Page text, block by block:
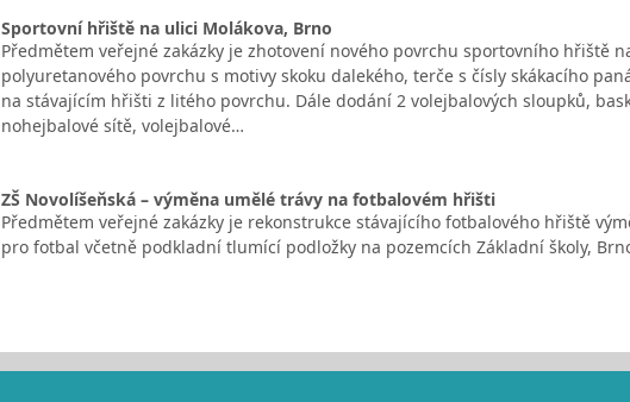
Sportovní hřiště na ulici Molákova, Brno
Předmětem veřejné zakázky je zhotovení nového povrchu sportovního hřiště
polyuretanového povrchu s motivy skoku dalekého, terče s čísly skákacího
na stávajícím hřišti z litého povrchu. Dále dodání 2 volejbalových sloupků,
nohejbalové sítě, volejbalové…
ZŠ Novolíšeňská – výměna umělé trávy na fotbalovém hřišti
Předmětem veřejné zakázky je rekonstrukce stávajícího fotbalového hřiště
pro fotbal včetně podkladní tlumící podložky na pozemcích Základní školy,